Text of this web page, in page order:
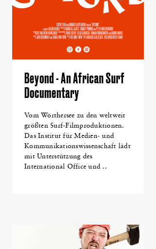
Beyond - An African Surf
Documentary
Vom Wörthersee zu den weltweit
größten Surf-Filmproduktionen.
Das Institut für Medien- und
Kommunikationswissenschaft lädt
mit Unterstützung des
International Office und ..